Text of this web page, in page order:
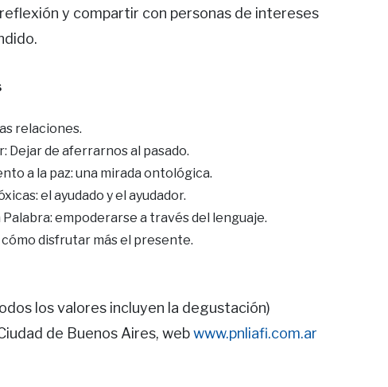
y compartir con personas de intereses
relaciones.
Dejar de aferrarnos al pasado.
a la paz: una mirada ontológica.
el ayudado y el ayudador.
empoderarse a través del lenguaje.
disfrutar más el presente.
los valores incluyen la degustación)
de Buenos Aires, webwww.pnliafi.com.ar